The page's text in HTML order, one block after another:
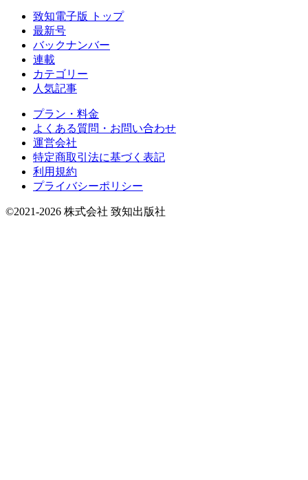
致知電子版 トップ
最新号
バックナンバー
連載
カテゴリー
人気記事
プラン・料金
よくある質問・お問い合わせ
運営会社
特定商取引法に基づく表記
利用規約
プライバシーポリシー
©2021-2026 株式会社 致知出版社